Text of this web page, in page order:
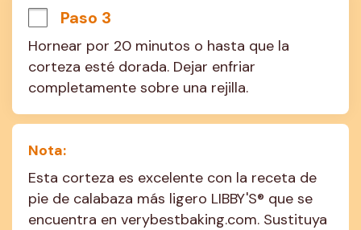
Paso 3
Hornear por 20 minutos o hasta que la
corteza esté dorada. Dejar enfriar
completamente sobre una rejilla.
Nota:
Esta corteza es excelente con la receta de
pie de calabaza más ligero LIBBY'S® que se
encuentra en verybestbaking.com. Sustituya